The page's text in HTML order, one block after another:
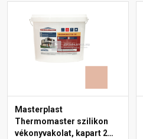
Masterplast
Thermomaster szilikon
vékonyvakolat, kapart 2